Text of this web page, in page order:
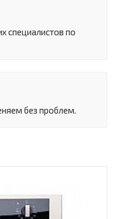
специалистов по
без проблем.